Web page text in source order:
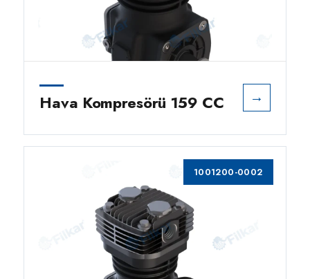
Hava Kompresörü 159 CC →
1001200-0002